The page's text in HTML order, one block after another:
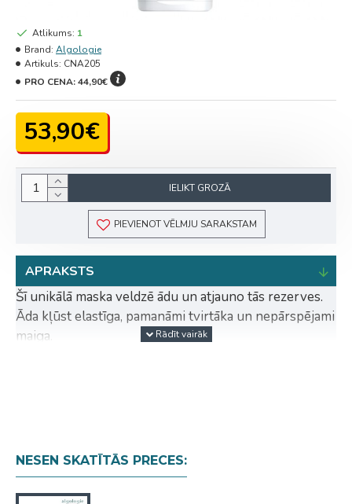
53,90€
Atlikums: 1
Brand: Algologie
Artikuls: CNA205
PRO CENA:44,90€
IELIKT GROZĀ
PIEVIENOT VĒLMJU SARAKSTAM
APRAKSTS
Šī unikālā maska veldzē ādu un atjauno tās rezerves.
Āda kļūst elastīga, pamanāmi tvirtāka un nepārspējami
maiga.
NESEN SKATĪTĀS PRECES: